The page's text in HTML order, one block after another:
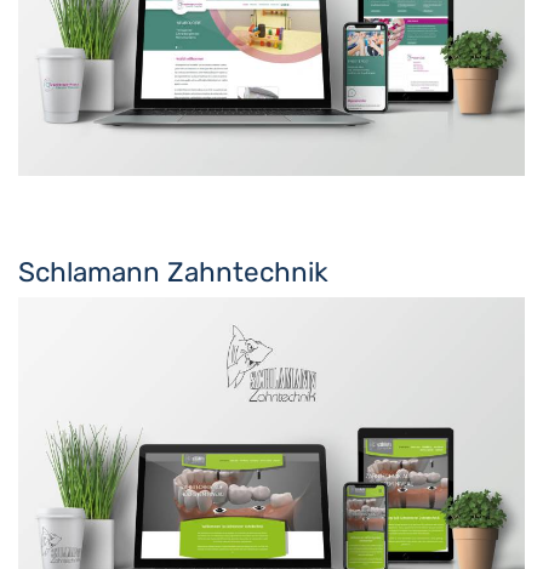
Schlamann Zahntechnik